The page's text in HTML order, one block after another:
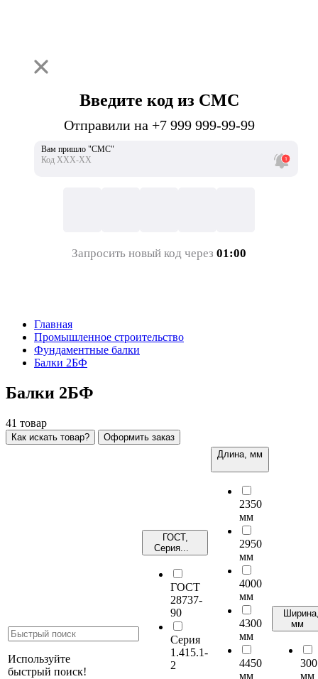
Введите код из СМС
Отправили на +7 999 999-99-99
Вам пришло "СМС"
Код ХХХ-ХХ
Запросить новый код через 01:00
Главная
Промышленное строительство
Фундаментные балки
Балки 2БФ
Балки 2БФ
41 товар
Как искать товар? Оформить заказ
Используйте
быстрый поиск!
ГОСТ,
Серия...
ГОСТ
28737-
90
Серия
1.415.1-
2
Длина, мм
2350
мм
2950
мм
4000
мм
4300
мм
4450
мм
мм
300
мм